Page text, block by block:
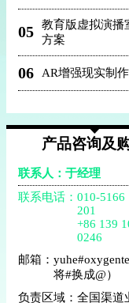
05
教育版虚拟演播
方案
06 AR增强现实制
产品咨询及
联系人：于经理
联系电话： 010-5166
201
+86 139
0246
邮箱：
将#换成@）
负责区域： 全国渠道